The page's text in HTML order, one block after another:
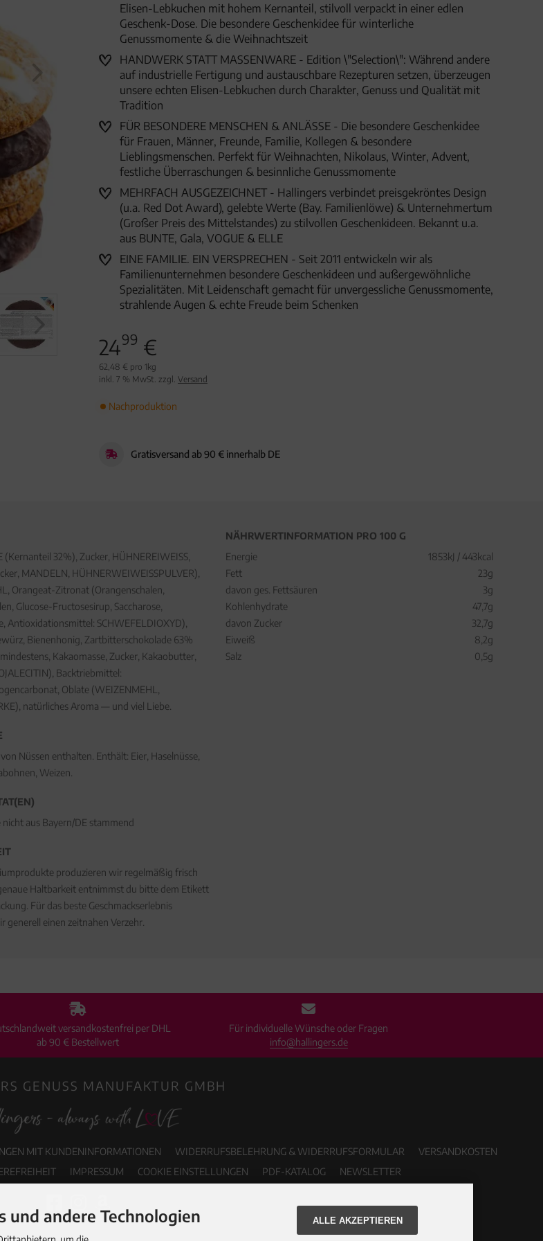
Elisen-Lebkuchen mit hohem Kernanteil, stilvoll verpackt in einer edlen
Geschenk-Dose. Die besondere Geschenkidee für winterliche
Genussmomente & die Weihnachtszeit
HANDWERK STATT MASSENWARE - Edition \"Selection\": Während andere
auf industrielle Fertigung und austauschbare Rezepturen setzen, überzeugen
unsere echten Elisen-Lebkuchen durch Charakter, Genuss und Qualität mit
Tradition
FÜR BESONDERE MENSCHEN & ANLÄSSE - Die besondere Geschenkidee
für Frauen, Männer, Freunde, Familie, Kollegen & besondere
Lieblingsmenschen. Perfekt für Weihnachten, Nikolaus, Winter, Advent,
festliche Überraschungen & besinnliche Genussmomente
MEHRFACH AUSGEZEICHNET - Hallingers verbindet preisgekröntes Design
(u.a. Red Dot Award), gelebte Werte (Bay. Familienlöwe) & Unternehmertum
(Großer Preis des Mittelstandes) zu stilvollen Geschenkideen. Bekannt u.a.
aus BUNTE, Gala, VOGUE & ELLE
EINE FAMILIE. EIN VERSPRECHEN - Seit 2011 entwickeln wir als
Familienunternehmen besondere Geschenkideen und außergewöhnliche
Spezialitäten. Mit Leidenschaft gemacht für unvergessliche Genussmomente,
strahlende Augen & echte Freude beim Schenken
2499 €
62,48 € pro 1kg
inkl. 7 % MwSt. zzgl. Versand
Nachproduktion
Gratisversand ab 90 € innerhalb DE
(Kernanteil 32%), Zucker, HÜHNEREIWEISS,
MANDELN, HÜHNERWEIWEISSPULVER),
Orangeat-Zitronat (Orangenschalen,
Glucose-Fructosesirup, Saccharose,
Antioxidationsmittel: SCHWEFELDIOXYD),
Bienenhonig, Zartbitterschokolade 63%
Kakaomasse, Zucker, Kakaobutter,
Backtriebmittel:
Oblate (WEIZENMEHL,
natürliches Aroma — und viel Liebe.
Nüssen enthalten. Enthält: Eier, Haselnüsse,
Weizen.
nicht aus Bayern/DE stammend
produzieren wir regelmäßig frisch
Haltbarkeit entnimmst du bitte dem Etikett
Für das beste Geschmackserlebnis
generell einen zeitnahen Verzehr.
NÄHRWERTINFORMATION PRO 100 G
Energie
1853kJ / 443kcal
Fett
23g
davon ges. Fettsäuren
3g
Kohlenhydrate
47,7g
davon Zucker
32,7g
Eiweiß
8,2g
Salz
0,5g
versandkostenfrei per DHL
ab 90 € Bestellwert
Für individuelle Wünsche oder Fragen
info@hallingers.de
GENUSS MANUFAKTUR GMBH
MIT KUNDENINFORMATIONEN WIDERRUFSBELEHRUNG & WIDERRUFSFORMULAR
VERSANDKOSTEN
IMPRESSUM COOKIE EINSTELLUNGEN PDF-KATALOG NEWSLETTER
und andere Technologien ALLE AKZEPTIEREN